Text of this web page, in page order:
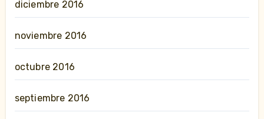
diciembre 2016
noviembre 2016
octubre 2016
septiembre 2016